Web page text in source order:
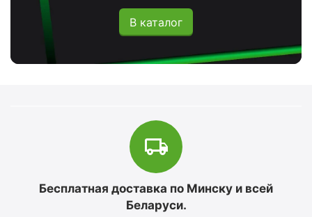
В каталог
Бесплатная доставка по Минску и всей
Беларуси.